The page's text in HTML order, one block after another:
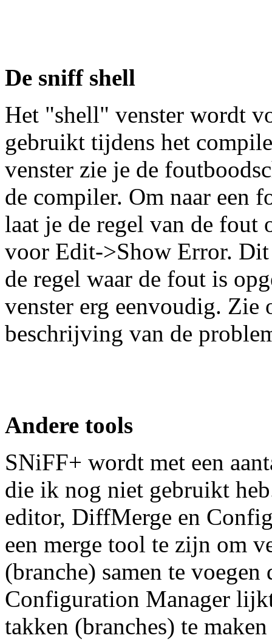
De sniff shell
Het "shell" venster wordt
gebruikt tijdens het
venster zie je de
de compiler. Om naar een
laat je de regel van de fout
voor Edit->Show Error.
de regel waar de fout is
venster erg eenvoudig. Zie
beschrijving van de
Andere tools
SNiFF+ wordt met een
die ik nog niet gebruikt
editor, DiffMerge en
een merge tool te zijn om
(branche) samen te voegen
Configuration Manager
takken (branches) te